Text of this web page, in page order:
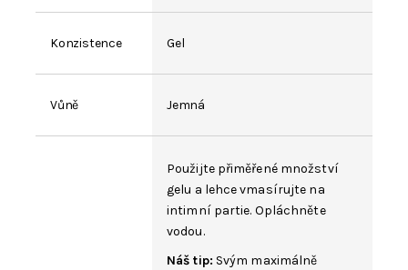
Konzistence Gel
Vůně Jemná
Použijte přiměřené množství
gelu a lehce vmasírujte na
intimní partie. Opláchněte
vodou.
Náš tip: Svým maximálně